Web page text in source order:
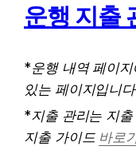
운행 지출
*운행 내역 페이
있는 페이지입니
*지출 관리는 지
지출 가이드 바로